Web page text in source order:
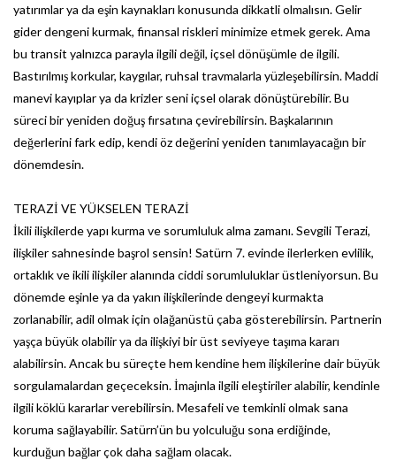
yatırımlar ya da eşin kaynakları konusunda dikkatli olmalısın. Gelir
gider dengeni kurmak, finansal riskleri minimize etmek gerek. Ama
bu transit yalnızca parayla ilgili değil, içsel dönüşümle de ilgili.
Bastırılmış korkular, kaygılar, ruhsal travmalarla yüzleşebilirsin. Maddi
manevi kayıplar ya da krizler seni içsel olarak dönüştürebilir. Bu
süreci bir yeniden doğuş fırsatına çevirebilirsin. Başkalarının
değerlerini fark edip, kendi öz değerini yeniden tanımlayacağın bir
dönemdesin.
TERAZİ VE YÜKSELEN TERAZİ
İkili ilişkilerde yapı kurma ve sorumluluk alma zamanı. Sevgili Terazi,
ilişkiler sahnesinde başrol sensin! Satürn 7. evinde ilerlerken evlilik,
ortaklık ve ikili ilişkiler alanında ciddi sorumluluklar üstleniyorsun. Bu
dönemde eşinle ya da yakın ilişkilerinde dengeyi kurmakta
zorlanabilir, adil olmak için olağanüstü çaba gösterebilirsin. Partnerin
yaşça büyük olabilir ya da ilişkiyi bir üst seviyeye taşıma kararı
alabilirsin. Ancak bu süreçte hem kendine hem ilişkilerine dair büyük
sorgulamalardan geçeceksin. İmajınla ilgili eleştiriler alabilir, kendinle
ilgili köklü kararlar verebilirsin. Mesafeli ve temkinli olmak sana
koruma sağlayabilir. Satürn’ün bu yolculuğu sona erdiğinde,
kurduğun bağlar çok daha sağlam olacak.